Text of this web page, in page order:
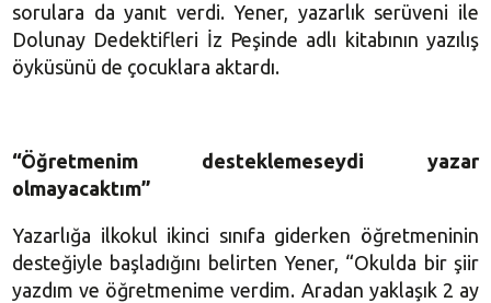
sorulara da yanıt verdi. Yener, yazarlık serüveni ile
Dolunay Dedektifleri İz Peşinde adlı kitabının yazılış
öyküsünü de çocuklara aktardı.
“Öğretmenim desteklemeseydi yazar
olmayacaktım”
Yazarlığa ilkokul ikinci sınıfa giderken öğretmeninin
desteğiyle başladığını belirten Yener, “Okulda bir şiir
yazdım ve öğretmenime verdim. Aradan yaklaşık 2 ay